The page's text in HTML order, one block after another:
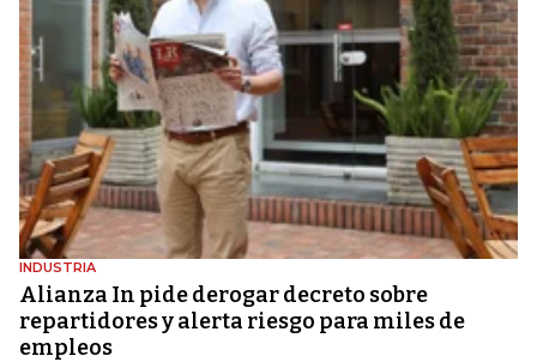
INDUSTRIA
Alianza In pide derogar decreto sobre
repartidores y alerta riesgo para miles de
empleos